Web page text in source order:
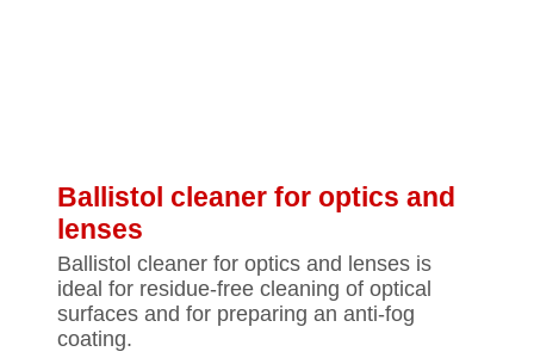
Ballistol cleaner for optics and
lenses
Ballistol cleaner for optics and lenses is
ideal for residue-free cleaning of optical
surfaces and for preparing an anti-fog
coating.